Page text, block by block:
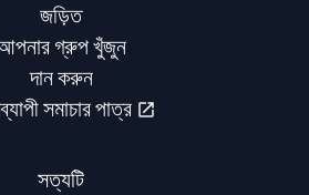
জড়িত
গ্রুপ খুঁজুন
দান করুন
সমাচার পাত্র
সত্যটি